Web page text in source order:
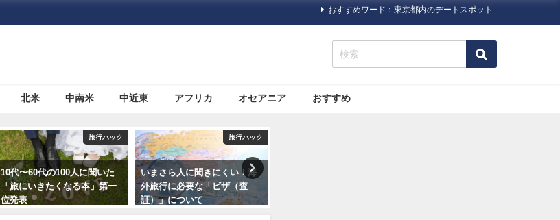
おすすめワード：東京都内のデートスポット
北米 中南米 中近東 アフリカ オセアニア おすすめ
旅行ハック
10代〜60代の100人に聞いた
「旅にいきたくなる本」第一
位発表
旅行ハック
いまさら人に聞きにくい！海
外旅行に必要な「ビザ（査
証）」について